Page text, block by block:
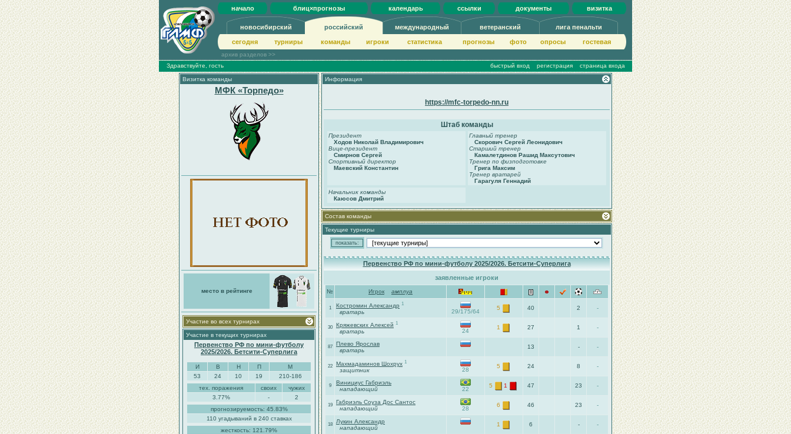
начало блиц×прогнозы календарь ссылки документы визитка
новосибирский российский международный ветеранский лига пенальти
сегодня турниры команды игроки статистика прогнозы фото опросы гoстeвая
архив разделов >>
Здравствуйте, гость
быстрый вход регистрация страница входа
Визитка команды
МФК «Торпедо»
место в рейтинге
Участие во всех турнирах
Участие в текущих турнирах
Первенство РФ по мини-футболу
2025/2026. Бетсити-Суперлига
И В Н П
М
53
24 10 19
210-186
тех. поражения
своих
чужих
3.77%
-
2
прогнозируемость: 45.83%
110 угадываний в 240 ставках
жесткость: 121.79%
Информация
https://mfc-torpedo-nn.ru
Штаб команды
Президент
Ходов Николай Владимирович
Вице-президент
Смирнов Сергей
Спортивный директор
Маевский Константин
Главный тренер
Скорович Сергей Леонидович
Старший тренер
Камалетдинов Рашид Максутович
Тренер по физподготовке
Грига Максим
Тренер вратарей
Гарагуля Геннадий
Начальник команды
Каюсов Дмитрий
Состав команды
Текущие турниры
Первенство РФ по мини-футболу 2025/2026. Бетсити-Суперлига
заявленные игроки
№ Игрок амплуа
1 Костромин Александр 1
вратарь 29/175/64
5 40 2 -
30 Кряжевских Алексей 1
вратарь 24
1 27 1 -
87
Плево Ярослав
вратарь
13 - -
22 Махмадаминов Шохрух 1
защитник 28
5 24 8 -
9
Винициус Габриэль
нападающий
22
5 1 47 23 -
19
Габриэль Соуза Дос Сантос
нападающий
28
6 46 23 -
18
Лукин Александр
нападающий
1 6 - -